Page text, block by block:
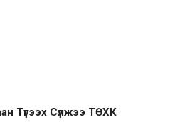
Түгээх Сүлжээ ТӨХК